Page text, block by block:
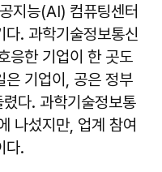
지능(AI) 컴퓨팅센터
. 과학기술정보통신
응한 기업이 한 곳도
기업이, 공은 정부
다. 과학기술정보통
나섰지만, 업계 참여
다.